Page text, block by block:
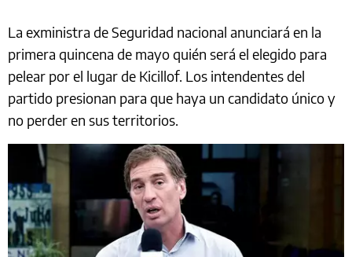
La exministra de Seguridad nacional anunciará en la
primera quincena de mayo quién será el elegido para
pelear por el lugar de Kicillof. Los intendentes del
partido presionan para que haya un candidato único y
no perder en sus territorios.